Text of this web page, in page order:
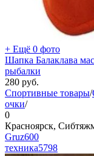
+ Ещё 0 фото
Шапка Балаклава
рыбалки
280 руб.
Спортивные товары/
очки/
0
Красноярск,
Gruz600
техника5798